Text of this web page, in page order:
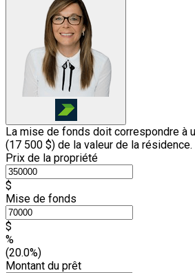
La mise de fonds doit correspondre à
(17 500 $) de la valeur de la résidence.
Prix de la propriété
$
Mise de fonds
$
%
(20.0%)
Montant du prêt